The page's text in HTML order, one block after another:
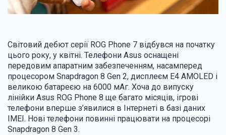
Світовий дебют серії ROG Phone 7 відбувся на початку
цього року, у квітні. Телефони Asus оснащені
передовим апаратним забезпеченням, насамперед
процесором Snapdragon 8 Gen 2, дисплеєм E4 AMOLED і
великою батареєю на 6000 мАг. Хоча до випуску
лінійки Asus ROG Phone 8 ще багато місяців, ігрові
телефони вперше з’явилися в Інтернеті в базі даних
IMEI. Нові телефони повинні працювати на процесорі
Snapdragon 8 Gen 3.